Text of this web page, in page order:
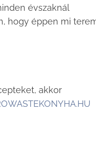
évszaknál
hogy éppen mi
akkor